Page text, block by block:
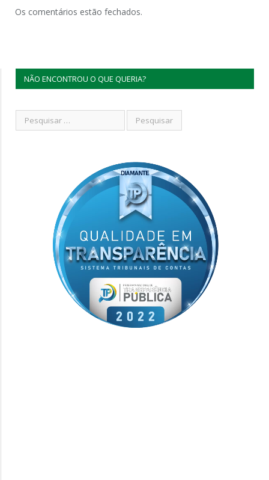
Os comentários estão fechados.
NÃO ENCONTROU O QUE QUERIA?